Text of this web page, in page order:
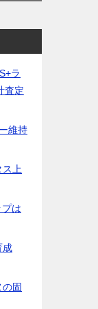
ラ
査定
維持
ス上
は
成
固